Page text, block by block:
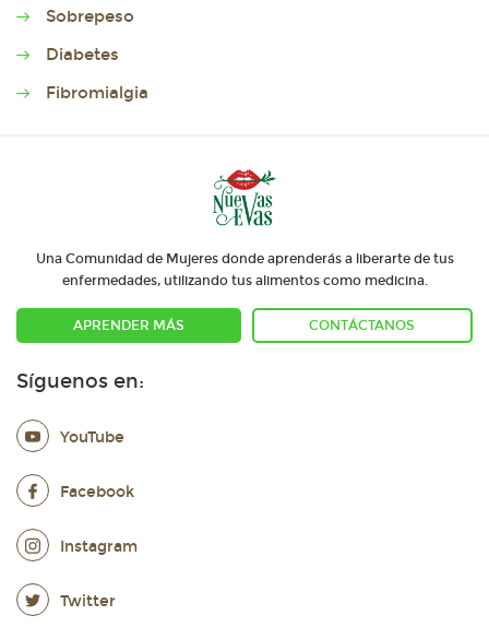
Sobrepeso
Diabetes
Fibromialgia
Una Comunidad de Mujeres donde aprenderás a liberarte de tus
enfermedades, utilizando tus alimentos como medicina.
APRENDER MÁS CONTÁCTANOS
Síguenos en:
YouTube
Facebook
Instagram
Twitter